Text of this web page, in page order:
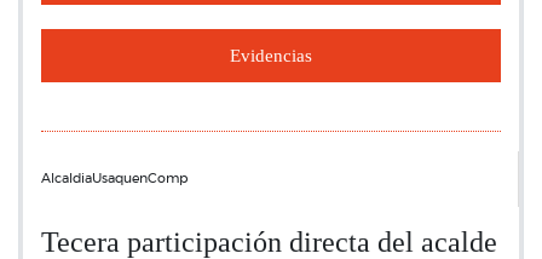
Evidencias
AlcaldiaUsaquenComp
Tecera participación directa del acalde